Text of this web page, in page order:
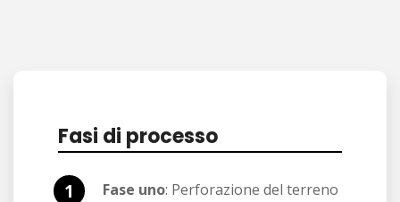
Fasi di processo
Fase uno: Perforazione del terreno